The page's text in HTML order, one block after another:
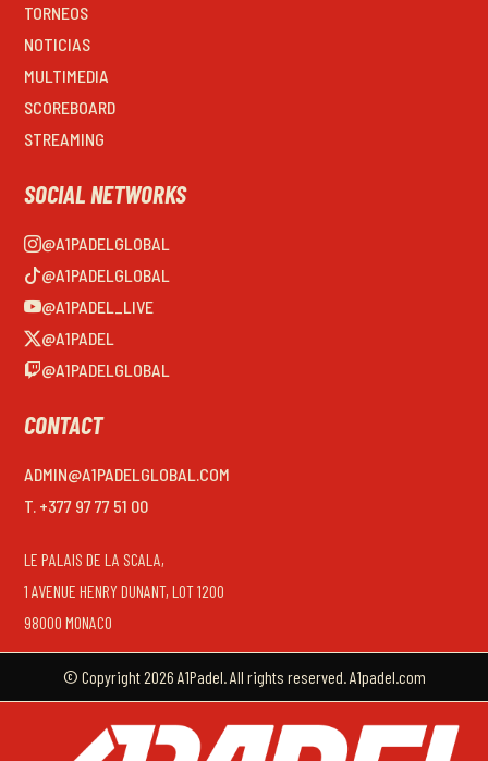
TORNEOS
NOTICIAS
MULTIMEDIA
SCOREBOARD
STREAMING
SOCIAL NETWORKS
@A1PADELGLOBAL
@A1PADELGLOBAL
@A1PADEL_LIVE
@A1PADEL
@A1PADELGLOBAL
CONTACT
ADMIN@A1PADELGLOBAL.COM
T. +377 97 77 51 00
LE PALAIS DE LA SCALA,
1 AVENUE HENRY DUNANT, LOT 1200
98000 MONACO
© Copyright 2026 A1Padel. All rights reserved. A1padel.com